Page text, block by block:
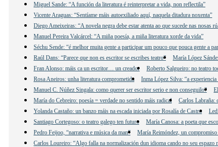
Miguel Sande: “A función da literatura é reinterpretar a vida, non reflectila”
Vicente Araguas: “Sentíame máis autoexiliado aquí, naquela ditadura noxenta”
Diego Ameixeiras: “A novela negra debe estar atenta ao que sucede nas nosas
Manuel Pereira Valcárcel: “A miña poesía, a miña literatura xorde da vida”
Séchu Sende: “é melhor muita gente a participar um pouco que pouca gente a
Raúl Dans: “Parece que non es escritor se escribes teatro”
María López
Fran Alonso: máis ca un escritor… un creador
Roberto Salgueiro: no teatro
Rosa Aneiros: unha literatura comprometida
Inma López Silva: “a
Manuel C. Núñez Singala: como querer ser escritor serio e non conseguilo?
María do Cebreiro: poesía = verdade no sentido máis radical
Carlos Labraña:
Yolanda Castaño: un banzo máis na escada iniciada por Rosalía de Castro
Santiago Cortegoso: o teatro galego ten futuro
María Canosa: a poeta que
Pedro Feijoo, “narrativa e música da man”
María Reimóndez, un compromiso
Carlos Loureiro: “Algo falla na normalización dun idioma cando no seu